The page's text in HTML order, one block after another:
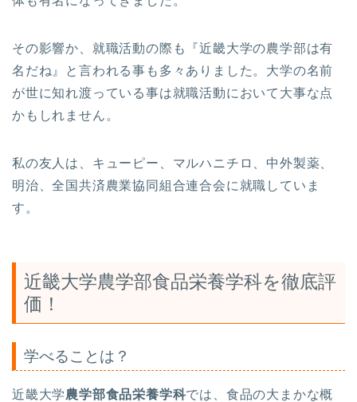
その影響か、就職活動の際も『近畿大学の農学部は有
名だね』と言われる事も多々ありました。大学の名前
が世に知れ渡っている事は就職活動において大事な点
かもしれません。
私の友人は、キューピー、マルハニチロ、中外製薬、
明治、全国共済農業協同組合連合会に就職していま
す。
近畿大学農学部食品栄養学科を徹底評
価！
学べることは？
近畿大学農学部食品栄養学科では、食品の大まかな概